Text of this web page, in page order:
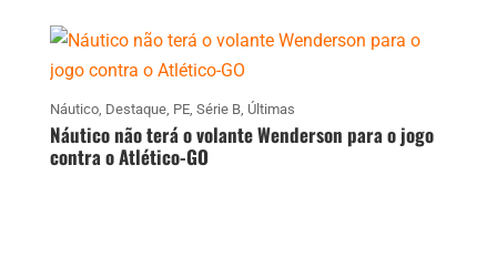
Náutico, Destaque, PE, Série B, Últimas
Náutico não terá o volante Wenderson para o jogo
contra o Atlético-GO